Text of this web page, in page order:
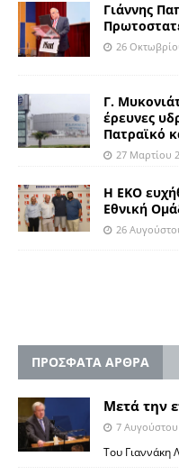
Γιάννης
26
Γ.
έρευνες
Πατραϊκό
27 Μαρτίου
Η ΕΚΟ
Εθνική
26
ΠΡΟΣΦΑΤΑ ΑΡΘΡΑ
Μετά την
7 Αυγούστου
Του Γιαννάκη